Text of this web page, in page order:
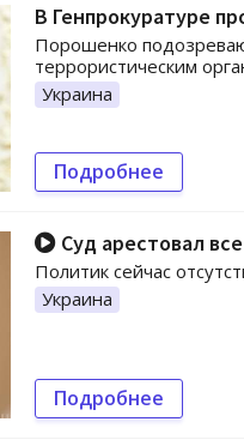
В Генпрокуратуре
Порошенко
террористическим
Украина
Подробнее
Суд арестовал
Политик сейчас
Украина
Подробнее